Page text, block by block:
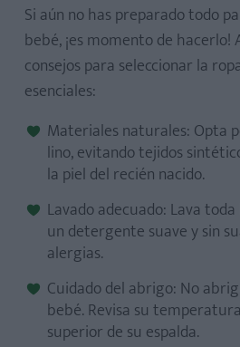
Si aún no has preparado todo
bebé, ¡es momento de
consejos para seleccionar la
esenciales:
Materiales naturales: Opta
lino, evitando tejidos
la piel del recién nacido.
Lavado adecuado: Lava
un detergente suave y sin
alergias.
Cuidado del abrigo: No
bebé. Revisa su
superior de su espalda.